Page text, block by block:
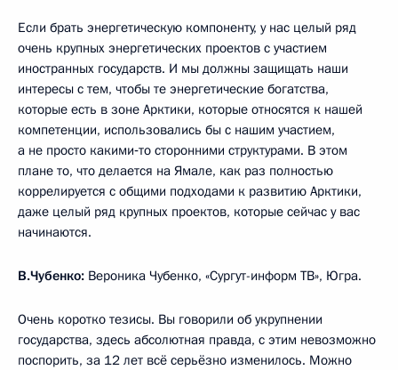
Если брать энергетическую компоненту, у нас целый ряд
очень крупных энергетических проектов с участием
иностранных государств. И мы должны защищать наши
интересы с тем, чтобы те энергетические богатства,
которые есть в зоне Арктики, которые относятся к нашей
компетенции, использовались бы с нашим участием,
а не просто какими‑то сторонними структурами. В этом
плане то, что делается на Ямале, как раз полностью
коррелируется с общими подходами к развитию Арктики,
даже целый ряд крупных проектов, которые сейчас у вас
начинаются.
В.Чубенко: Вероника Чубенко, «Сургут-информ ТВ», Югра.
Очень коротко тезисы. Вы говорили об укрупнении
государства, здесь абсолютная правда, с этим невозможно
поспорить, за 12 лет всё серьёзно изменилось. Можно